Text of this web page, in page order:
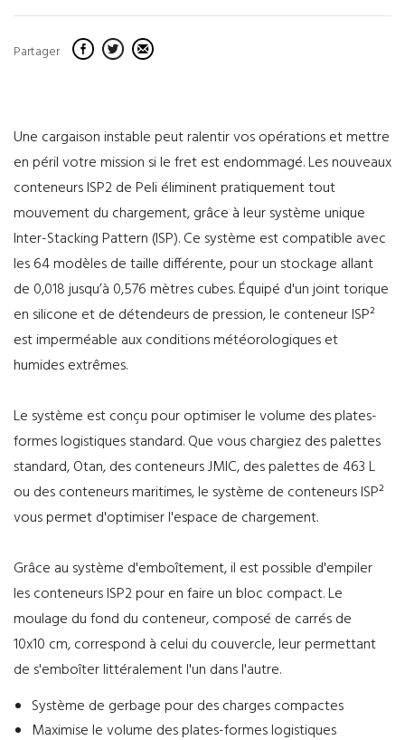
Partager
Une cargaison instable peut ralentir vos opérations et mettre
en péril votre mission si le fret est endommagé. Les nouveaux
conteneurs ISP2 de Peli éliminent pratiquement tout
mouvement du chargement, grâce à leur système unique
Inter-Stacking Pattern (ISP). Ce système est compatible avec
les 64 modèles de taille différente, pour un stockage allant
de 0,018 jusqu’à 0,576 mètres cubes. Équipé d'un joint torique
en silicone et de détendeurs de pression, le conteneur ISP²
est imperméable aux conditions météorologiques et
humides extrêmes.
Le système est conçu pour optimiser le volume des plates-
formes logistiques standard. Que vous chargiez des palettes
standard, Otan, des conteneurs JMIC, des palettes de 463 L
ou des conteneurs maritimes, le système de conteneurs ISP²
vous permet d'optimiser l'espace de chargement.
Grâce au système d'emboîtement, il est possible d'empiler
les conteneurs ISP2 pour en faire un bloc compact. Le
moulage du fond du conteneur, composé de carrés de
10x10 cm, correspond à celui du couvercle, leur permettant
de s'emboîter littéralement l'un dans l'autre.
Système de gerbage pour des charges compactes
Maximise le volume des plates-formes logistiques